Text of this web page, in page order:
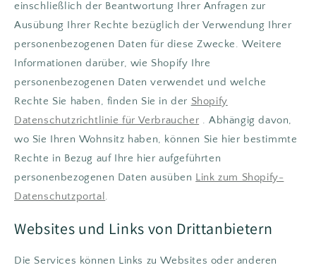
einschließlich der Beantwortung Ihrer Anfragen zur
Ausübung Ihrer Rechte bezüglich der Verwendung Ihrer
personenbezogenen Daten für diese Zwecke. Weitere
Informationen darüber, wie Shopify Ihre
personenbezogenen Daten verwendet und welche
Rechte Sie haben, finden Sie in der Shopify
Datenschutzrichtlinie für Verbraucher . Abhängig davon,
wo Sie Ihren Wohnsitz haben, können Sie hier bestimmte
Rechte in Bezug auf Ihre hier aufgeführten
personenbezogenen Daten ausüben Link zum Shopify-
Datenschutzportal .
Websites und Links von Drittanbietern
Die Services können Links zu Websites oder anderen